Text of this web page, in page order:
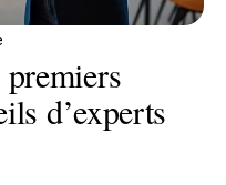
d’experts